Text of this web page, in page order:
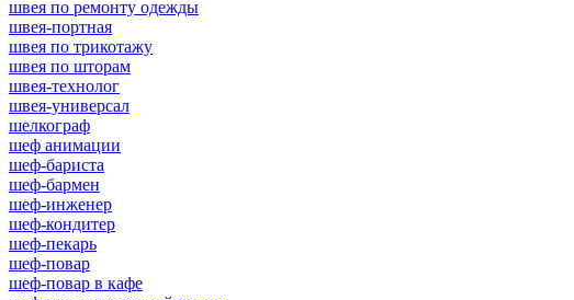
швея по ремонту одежды
швея-портная
швея по трикотажу
швея по шторам
швея-технолог
швея-универсал
шелкограф
шеф анимации
шеф-бариста
шеф-бармен
шеф-инженер
шеф-кондитер
шеф-пекарь
шеф-повар
шеф-повар в кафе